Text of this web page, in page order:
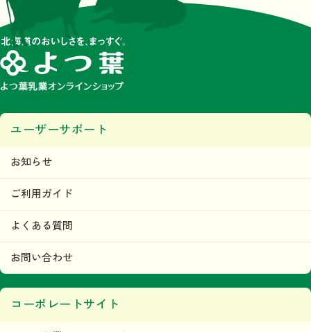
ユーザーサポート
お知らせ
ご利用ガイド
よくある質問
お問い合わせ
コーポレートサイト